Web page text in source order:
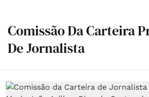
Comissão Da Carteira
De Jornalista